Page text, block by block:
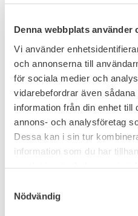
Denna webbplats använder
Vi använder
och annonserna till
för sociala medier och
vidarebefordrar även
information från din enhet till
annons- och analysföretag
Dessa kan i sin tur
information som du har
Nödvändig
Under Armour Micro G
Valsetz Side-Zip Mid
Svart
Höjd 15cm. Lättviktigt
syntetiskt läder och textil.
1 699